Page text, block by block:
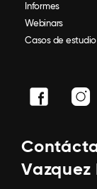
Informes
Webinars
Casos de estudio
Vazquez